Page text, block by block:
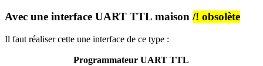
Avec une interface UART TTL maison /! obsolète
Il faut réaliser cette une interface de ce type :
Programmateur UART TTL